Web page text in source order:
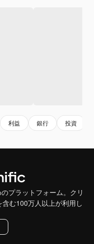
利益 銀行 投資
プラットフォーム。クリ
む100万人以上が利用し